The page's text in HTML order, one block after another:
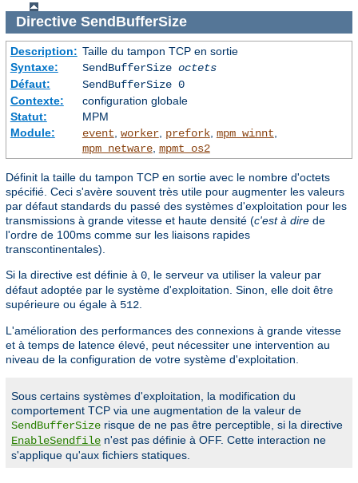
Directive SendBufferSize
Description: Taille du tampon TCP en sortie
Syntaxe:
SendBufferSize octets
Défaut:
SendBufferSize 0
Contexte:
configuration globale
Statut:
MPM
Module:
event worker, prefork, mpm_winnt
mpm_netware, mpmt_os2
Définit la taille du tampon TCP en sortie avec le nombre d'octets
spécifié. Ceci s'avère souvent très utile pour augmenter les valeurs
par défaut standards du passé des systèmes d'exploitation pour les
transmissions à grande vitesse et haute densité (c'est à dire de
l'ordre de 100ms comme sur les liaisons rapides
transcontinentales).
Si la directive est définie à 0 , le serveur va utiliser la valeur par
défaut adoptée par le système d'exploitation. Sinon, elle doit être
supérieure ou égale à 512
L'amélioration des performances des connexions à grande vitesse
et à temps de latence élevé, peut nécessiter une intervention au
niveau de la configuration de votre système d'exploitation.
Sous certains systèmes d'exploitation, la modification du
comportement TCP via une augmentation de la valeur de
SendBufferSize risque de ne pas être perceptible, si la directive
EnableSendfile n'est pas définie à OFF. Cette interaction ne
s'applique qu'aux fichiers statiques.